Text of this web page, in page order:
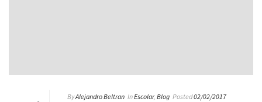
ByAlejandro Beltran InEscolar, Blog Posted02/02/2017